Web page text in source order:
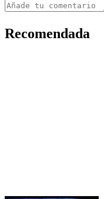
Recomendada